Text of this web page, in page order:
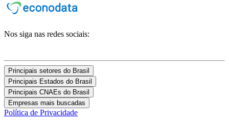
Nos siga nas redes sociais:
Principais setores do Brasil
Principais Estados do Brasil
Principais CNAEs do Brasil
Empresas mais buscadas
Política de Privacidade